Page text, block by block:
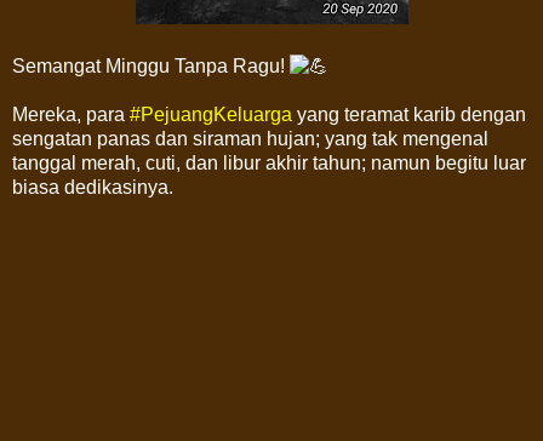
Semangat Minggu Tanpa Ragu!
Mereka, para #PejuangKeluarga yang teramat karib dengan
sengatan panas dan siraman hujan; yang tak mengenal
tanggal merah, cuti, dan libur akhir tahun; namun begitu luar
biasa dedikasinya.